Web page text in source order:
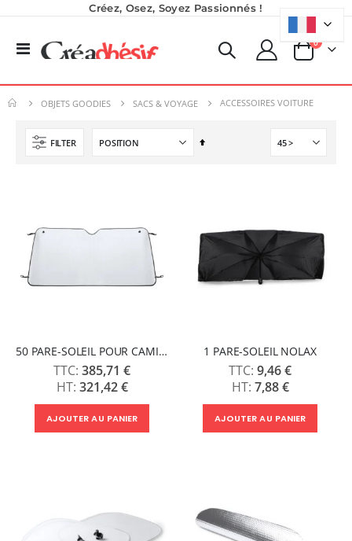
Créez, Osez, Soyez Passionnés !
Basculer
Panier
0produits
OBJETS GOODIES SACS & VOYAGE ACCESSOIRES VOITURE
FILTER
Par
50 PARE-SOLEIL POUR CAMIONETTE COLUMBIA
385,71 €
321,42 €
AJOUTER AU PANIER
1 PARE-SOLEIL NOLAX
9,46 €
7,88 €
AJOUTER AU PANIER
49,99 €
Imprimante UV LED SureColor SC-V1000 EPSON - Garantie 3 ans
9,50 €